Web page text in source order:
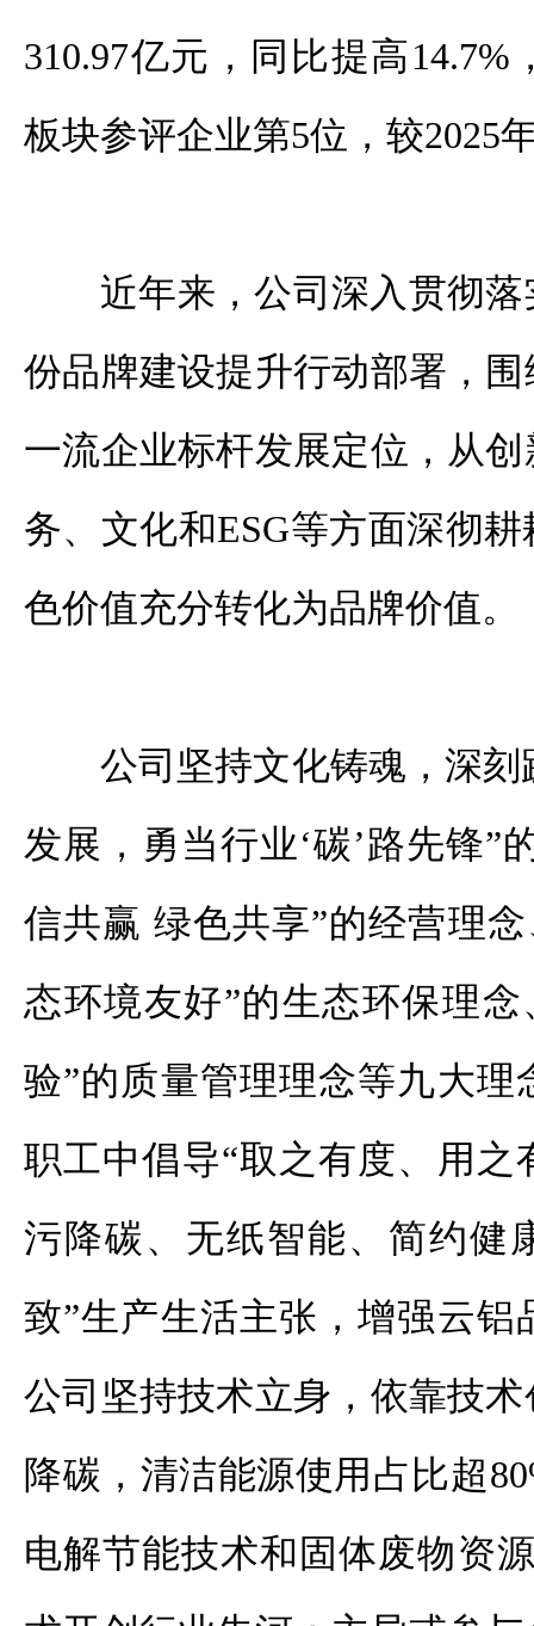
310.97亿元，同比提高
板块参评企业第5位，较2025
近年来，公司深入贯彻
份品牌建设提升行动部署，
一流企业标杆发展定位，从
务、文化和ESG等方面深彻
色价值充分转化为品牌价值。
公司坚持文化铸魂，深刻
发展，勇当行业‘碳’路先锋”
信共赢 绿色共享”的经营理
态环境友好”的生态环保理
验”的质量管理理念等九大理
职工中倡导“取之有度、用之
污降碳、无纸智能、简约健
致”生产生活主张，增强云铝
公司坚持技术立身，依靠技
降碳，清洁能源使用占比超
电解节能技术和固体废物资